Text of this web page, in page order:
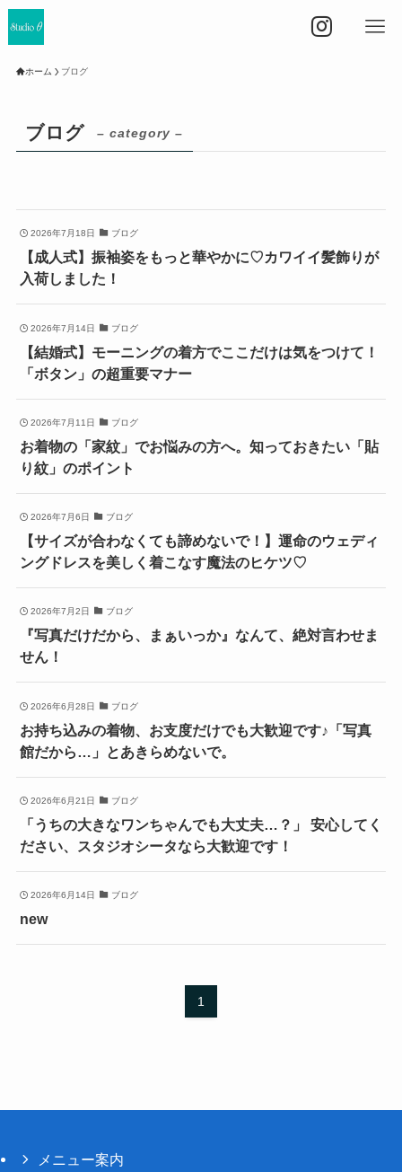
ホーム ブログ
ブログ – category –
2026年7月18日 ブログ
【成人式】振袖姿をもっと華やかに♡カワイイ髪飾りが
入荷しました！
2026年7月14日 ブログ
【結婚式】モーニングの着方でここだけは気をつけて！
「ボタン」の超重要マナー
2026年7月11日 ブログ
お着物の「家紋」でお悩みの方へ。知っておきたい「貼
り紋」のポイント
2026年7月6日 ブログ
【サイズが合わなくても諦めないで！】運命のウェディ
ングドレスを美しく着こなす魔法のヒケツ♡
2026年7月2日 ブログ
『写真だけだから、まぁいっか』なんて、絶対言わせま
せん！
2026年6月28日 ブログ
お持ち込みの着物、お支度だけでも大歓迎です♪「写真
館だから…」とあきらめないで。
2026年6月21日 ブログ
「うちの大きなワンちゃんでも大丈夫…？」 安心してく
ださい、スタジオシータなら大歓迎です！
2026年6月14日 ブログ
new
1
メニュー案内